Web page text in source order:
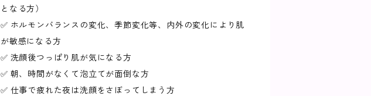
となる方）
✅ ホルモンバランスの変化、季節変化等、内外の変化により肌
が敏感になる方
✅ 洗顔後つっぱり肌が気になる方
✅ 朝、時間がなくて泡立てが面倒な方
✅ 仕事で疲れた夜は洗顔をさぼってしまう方